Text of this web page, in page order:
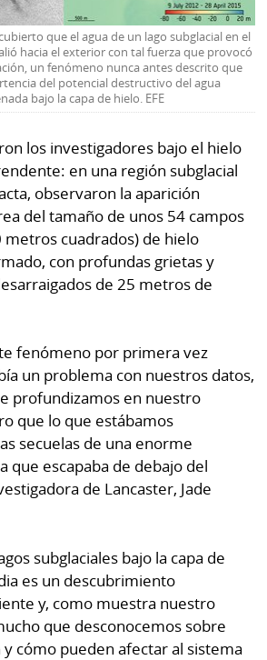
que el agua de un lago subglacial en el
hacia el exterior con tal fuerza que provocó
un fenómeno nunca antes descrito que
del potencial destructivo del agua
bajo la capa de hielo. EFE
los investigadores bajo el hielo
en una región subglacial
observaron la aparición
del tamaño de unos 54 campos
cuadrados) de hielo
con profundas grietas y
de 25 metros de
fenómeno por primera vez
un problema con nuestros datos,
profundizamos en nuestro
que lo que estábamos
secuelas de una enorme
que escapaba de debajo del
de Lancaster, Jade
subglaciales bajo la capa de
es un descubrimiento
y, como muestra nuestro
que desconocemos sobre
cómo pueden afectar al sistema